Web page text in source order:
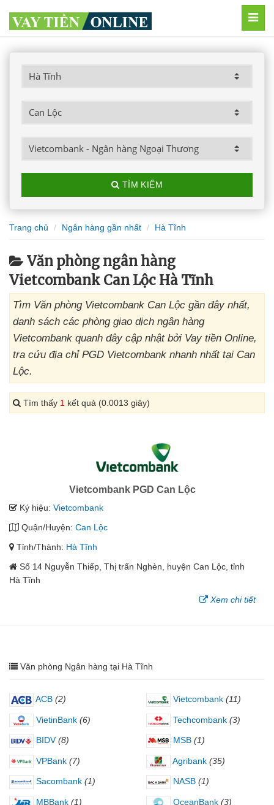
TÌM KIẾM
Trang chủ Ngân hàng gần nhất Hà Tĩnh
Văn phòng ngân hàng
Vietcombank Can Lộc Hà Tĩnh
Tìm Văn phòng Vietcombank Can Lộc gần đây nhất,
danh sách các phòng giao dịch ngân hàng
Vietcombank quanh đây cập nhật bởi Vay tiền Online,
tra cứu địa chỉ PGD Vietcombank nhanh nhất tại Can
Lộc.
Tìm thấy 1 kết quả (0.0013 giây)
Vietcombank PGD Can Lộc
Ký hiệu: Vietcombank
Quận/Huyện: Can Lộc
Tỉnh/Thành: Hà Tĩnh
Số 14 Nguyễn Thiếp, Thị trấn Nghèn, huyện Can Lộc, tỉnh
Hà Tĩnh
Xem chi tiết
Văn phòng Ngân hàng tại Hà Tĩnh
ACB (2) Vietcombank (11)
VietinBank (6) Techcombank (3)
BIDV (8) MSB (1)
VPBank (7) Agribank (35)
Sacombank (1) NASB (1)
MBBank (1) OceanBank (3)